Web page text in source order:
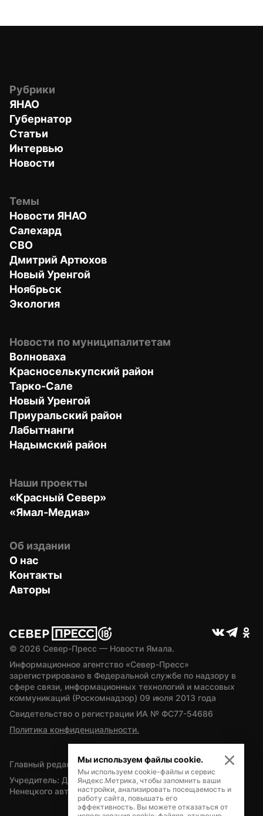
Рубрики
ЯНАО
Губернатор
Статьи
Интервью
Новости
Темы
Новости ЯНАО
Салехард
СВО
Дмитрий Артюхов
Новый Уренгой
Ноябрьск
Экология
Новости по муниципалитетам
Волноваха
Красноселькупский район
Тарко-Сале
Новый Уренгой
Приуральский район
Лабытнанги
Надымский район
Наши проекты
«Красный Север»
«Ямал-Медиа»
Об издании
О нас
Контакты
Авторы
© 2026 Север-Пресс — Новости Ямала.
Информационное агентство «Север-Пресс»
зарегистрировано в Федеральной службе по надзору в
сфере связи, информационных технологий и массовых
коммуникаций (Роскомнадзор) 09 июля 2013 года
Свидетельство о регистрации ИА № ФС77-54686
Политика конфиденциальности.
Главный редактор — А.Л. Поздеев
Учредитель: Департамент внутренней политики Ямало-
Ненецкого автономного округа
Мы используем файлы cookie.
Мы используем cookie-файлы и сервис
Яндекс.Метрика, чтобы запомнить ваши
настройки, анализировать посещаемость и
работу сайта, повышать его
эффективность. Вы можете отказаться от